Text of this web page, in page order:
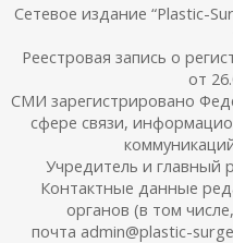
Сетевое издание “Plastic-
Реестровая запись о
от
СМИ зарегистрировано
сфере связи,
Учредитель и главный
Контактные данные
органов (в том
почта admin@plastic-